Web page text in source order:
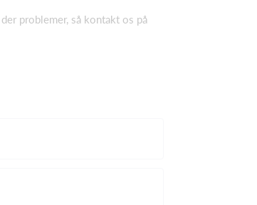
problemer, så kontakt os på